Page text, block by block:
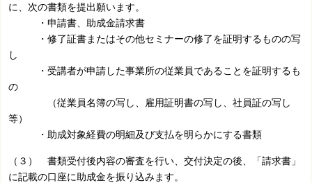
に、次の書類を提出願います。
・申請書、助成金請求書
・修了証書またはその他セミナーの修了を証明するものの写
し
・受講者が申請した事業所の従業員であることを証明するも
の
（従業員名簿の写し、雇用証明書の写し、社員証の写し
等）
・助成対象経費の明細及び支払を明らかにする書類
（３） 書類受付後内容の審査を行い、交付決定の後、「請求書」
に記載の口座に助成金を振り込みます。